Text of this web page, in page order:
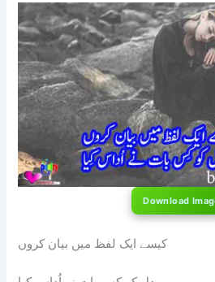
Download
کیسے ایک لفظ میں بیان کروں